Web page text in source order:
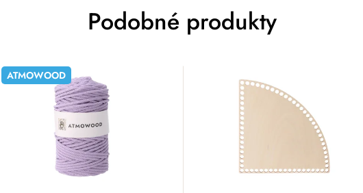
Podobné produkty
ATMOWOOD